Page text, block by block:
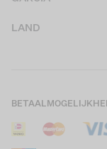
Boys Teens
Careers
LAND